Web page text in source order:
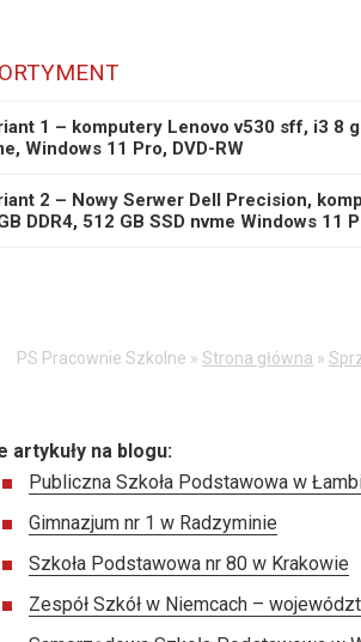
1 – komputery Lenovo v530 sff, i3 8
Windows 11 Pro, DVD-RW
2 – Nowy Serwer Dell Precision,
DDR4, 512 GB SSD nvme Windows 11
PS Pracownie Szkolne »Strona główna »
artykuły na blogu:
Publiczna Szkoła Podstawowa w
Gimnazjum nr 1 w Radzyminie
Szkoła Podstawowa nr 80 w Krakowie
Zespół Szkół w Niemcach –